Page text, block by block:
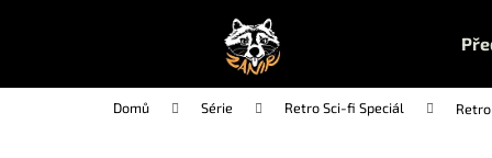
Domů Série Retro Sci-fi Speciál
í
do
do